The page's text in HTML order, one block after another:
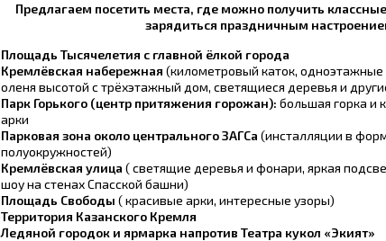
Предлагаем посетить места, где можно получить
зарядиться праздничным
Площадь Тысячелетия с главной ёлкой города
Кремлёвская набережная (километровый каток, одноэтажные
оленя высотой с трёхэтажный дом, светящиеся деревья и
Парк Горького (центр притяжения горожан): большая горка и
арки
Парковая зона около центрального ЗАГСа (инсталляции в
полуокружностей)
Кремлёвская улица ( светящие деревья и фонари, яркая
шоу на стенах Спасской башни)
Площадь Свободы ( красивые арки, интересные узоры)
Территория Казанского Кремля
Ледяной городок и ярмарка напротив Театра кукол «Экият»